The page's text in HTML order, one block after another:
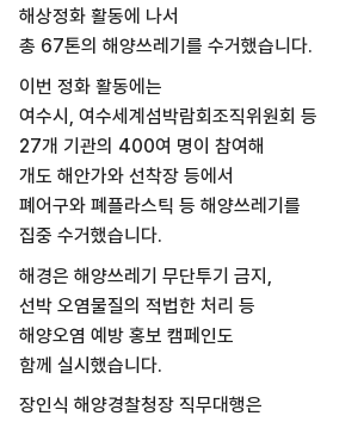
해상정화 활동에 나서
총 67톤의 해양쓰레기를 수거했습니다.
이번 정화 활동에는
여수시, 여수세계섬박람회조직위원회 등
27개 기관의 400여 명이 참여해
개도 해안가와 선착장 등에서
폐어구와 폐플라스틱 등 해양쓰레기를
집중 수거했습니다.
해경은 해양쓰레기 무단투기 금지,
선박 오염물질의 적법한 처리 등
해양오염 예방 홍보 캠페인도
함께 실시했습니다.
장인식 해양경찰청장 직무대행은